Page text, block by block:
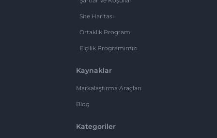
Site Haritası
Ortaklık Programı
Elçilik Programımızı
Kaynaklar
Markalaştırma Araçları
Blog
Kategoriler